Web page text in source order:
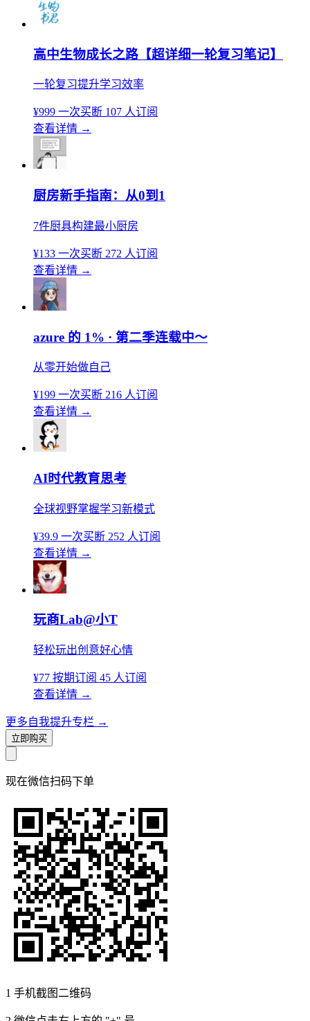
高中生物成长之路【超详细一轮复习笔记】
一轮复习提升学习效率
¥999 一次买断 107 人订阅
查看详情 →
厨房新手指南：从0到1
7件厨具构建最小厨房
¥133 一次买断 272 人订阅
查看详情 →
azure 的 1% · 第二季连载中～
从零开始做自己
¥199 一次买断 216 人订阅
查看详情 →
AI时代教育思考
全球视野掌握学习新模式
¥39.9 一次买断 252 人订阅
查看详情 →
玩商Lab@小T
轻松玩出创意好心情
¥77 按期订阅 45 人订阅
查看详情 →
更多自我提升专栏 →
立即购买
现在微信扫码下单
1 手机截图二维码